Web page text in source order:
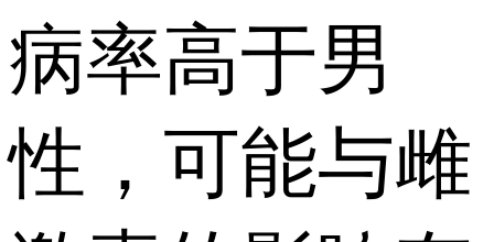
病率高于男
性，可能与雌